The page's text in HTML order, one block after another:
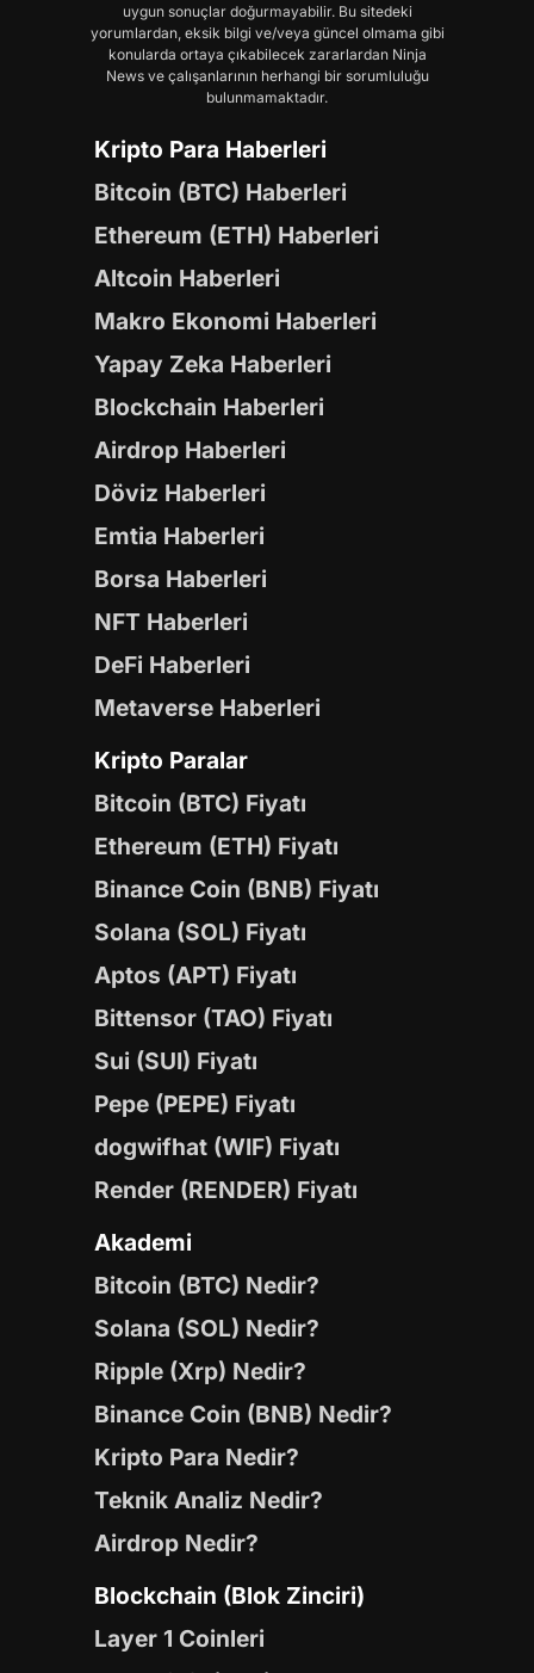
uygun sonuçlar doğurmayabilir. Bu sitedeki
yorumlardan, eksik bilgi ve/veya güncel olmama gibi
konularda ortaya çıkabilecek zararlardan Ninja
News ve çalışanlarının herhangi bir sorumluluğu
bulunmamaktadır.
Kripto Para Haberleri
Bitcoin (BTC) Haberleri
Ethereum (ETH) Haberleri
Altcoin Haberleri
Makro Ekonomi Haberleri
Yapay Zeka Haberleri
Blockchain Haberleri
Airdrop Haberleri
Döviz Haberleri
Emtia Haberleri
Borsa Haberleri
NFT Haberleri
DeFi Haberleri
Metaverse Haberleri
Kripto Paralar
Bitcoin (BTC) Fiyatı
Ethereum (ETH) Fiyatı
Binance Coin (BNB) Fiyatı
Solana (SOL) Fiyatı
Aptos (APT) Fiyatı
Bittensor (TAO) Fiyatı
Sui (SUI) Fiyatı
Pepe (PEPE) Fiyatı
dogwifhat (WIF) Fiyatı
Render (RENDER) Fiyatı
Akademi
Bitcoin (BTC) Nedir?
Solana (SOL) Nedir?
Ripple (Xrp) Nedir?
Binance Coin (BNB) Nedir?
Kripto Para Nedir?
Teknik Analiz Nedir?
Airdrop Nedir?
Blockchain (Blok Zinciri)
Layer 1 Coinleri